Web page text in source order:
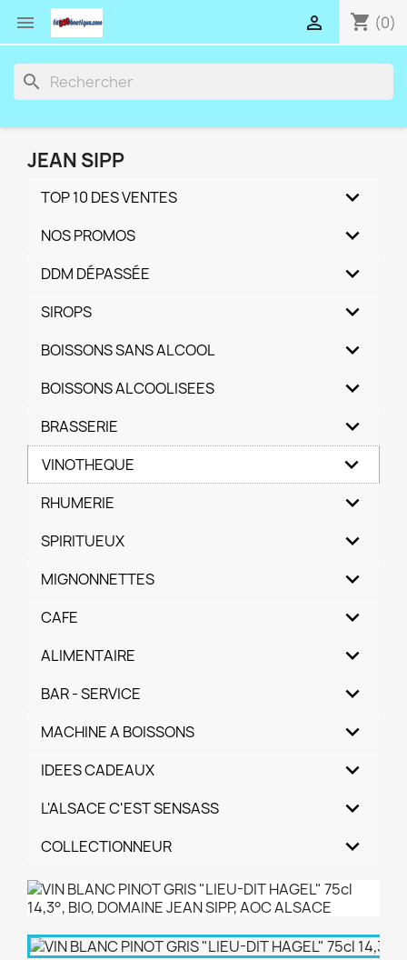
 shopping_cart (0)

search
JEAN SIPP
TOP 10 DES VENTES
NOS PROMOS
DDM DÉPASSÉE
SIROPS
BOISSONS SANS ALCOOL
BOISSONS ALCOOLISEES
BRASSERIE
VINOTHEQUE
RHUMERIE
SPIRITUEUX
MIGNONNETTES
CAFE
ALIMENTAIRE
BAR - SERVICE
MACHINE A BOISSONS
IDEES CADEAUX
L'ALSACE C'EST SENSASS
COLLECTIONNEUR